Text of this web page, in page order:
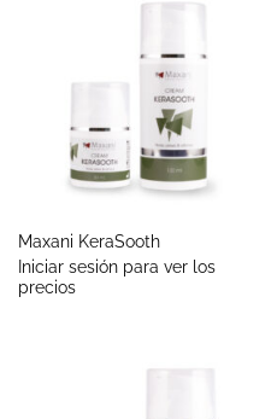
Maxani KeraSooth
Iniciar sesión para ver los
precios